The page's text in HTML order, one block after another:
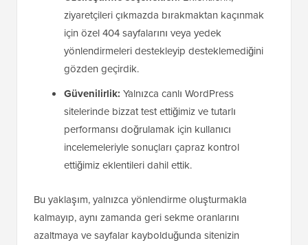
ziyaretçileri çıkmazda bırakmaktan kaçınmak
için özel 404 sayfalarını veya yedek
yönlendirmeleri destekleyip desteklemediğini
gözden geçirdik.
Güvenilirlik: Yalnızca canlı WordPress
sitelerinde bizzat test ettiğimiz ve tutarlı
performansı doğrulamak için kullanıcı
incelemeleriyle sonuçları çapraz kontrol
ettiğimiz eklentileri dahil ettik.
Bu yaklaşım, yalnızca yönlendirme oluşturmakla
kalmayıp, aynı zamanda geri sekme oranlarını
azaltmaya ve sayfalar kaybolduğunda sitenizin